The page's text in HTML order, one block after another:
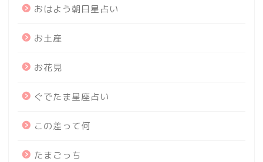
おはよう朝日星占い
お土産
お花見
ぐでたま星座占い
この差って何
たまごっち